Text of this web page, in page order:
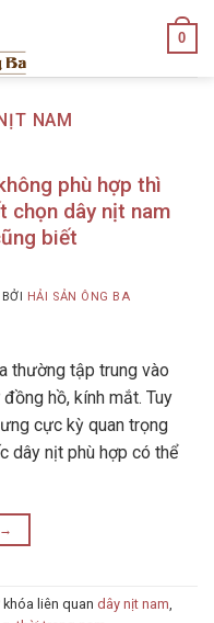
0
NAM
phù hợp thì
chọn dây nịt nam
biết
BỞI HẢI SẢN ÔNG BA
thường tập trung vào
hồ, kính mắt. Tuy
cực kỳ quan trọng
dây nịt phù hợp có thể
→
khóa liên quan dây nịt nam,